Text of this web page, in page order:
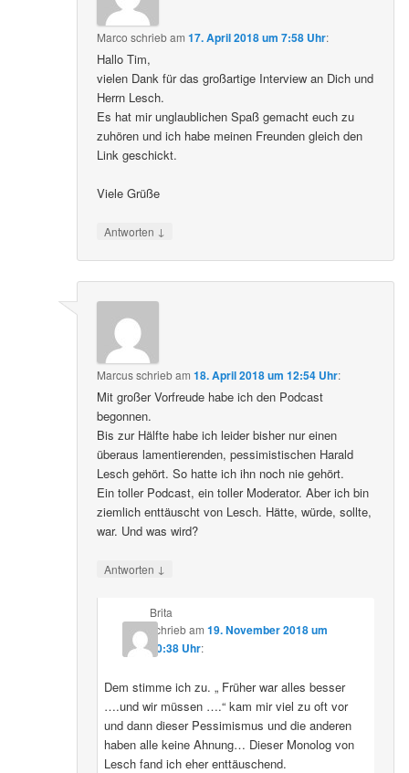
Marco schriebam17. April 2018 um 7:58 Uhr:
Hallo Tim,
vielen Dank für das großartige Interview an Dich und
Herrn Lesch.
Es hat mir unglaublichen Spaß gemacht euch zu
zuhören und ich habe meinen Freunden gleich den
Link geschickt.
Viele Grüße
Antworten ↓
Marcusschriebam18. April 2018 um 12:54 Uhr:
Mit großer Vorfreude habe ich den Podcast
begonnen.
Bis zur Hälfte habe ich leider bisher nur einen
überaus lamentierenden, pessimistischen Harald
Lesch gehört. So hatte ich ihn noch nie gehört.
Ein toller Podcast, ein toller Moderator. Aber ich bin
ziemlich enttäuscht von Lesch. Hätte, würde, sollte,
war. Und was wird?
Antworten ↓
Brita
schriebam 19. November 2018 um
20:38 Uhr:
Dem stimme ich zu. „ Früher war alles besser
….und wir müssen ….“ kam mir viel zu oft vor
und dann dieser Pessimismus und die anderen
haben alle keine Ahnung… Dieser Monolog von
Lesch fand ich eher enttäuschend.